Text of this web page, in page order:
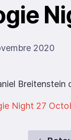
2020
Breitenstein
Night 27